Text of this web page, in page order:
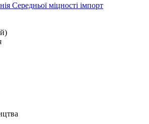
Середньої міцності імпорт